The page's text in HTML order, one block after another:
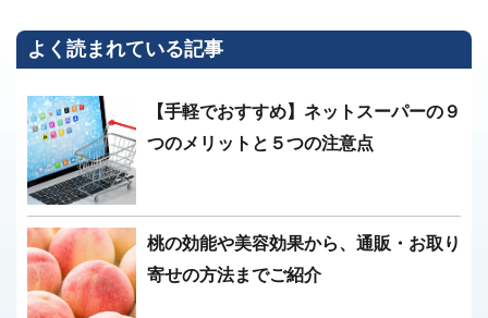
よく読まれている記事
【手軽でおすすめ】ネットスーパーの９
つのメリットと５つの注意点
桃の効能や美容効果から、通販・お取り
寄せの方法までご紹介